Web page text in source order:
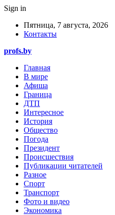
Sign in
Пятница, 7 августа, 2026
Контакты
profs.by
Главная
В мире
Афиша
Граница
ДТП
Интересное
История
Общество
Погода
Президент
Происшествия
Публикации читателей
Разное
Спорт
Транспорт
Фото и видео
Экономика